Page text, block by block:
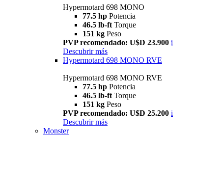
Hypermotard 698 MONO
77.5 hp Potencia
46.5 lb-ft Torque
151 kg Peso
PVP recomendado: U$D 23.900 i
Descubrir más
Hypermotard 698 MONO RVE
Hypermotard 698 MONO RVE
77.5 hp Potencia
46.5 lb-ft Torque
151 kg Peso
PVP recomendado: U$D 25.200 i
Descubrir más
Monster